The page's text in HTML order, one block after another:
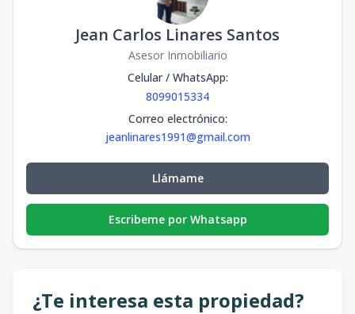
Jean Carlos Linares Santos
Asesor Inmobiliario
Celular / WhatsApp:
8099015334
Correo electrónico:
jeanlinares1991@gmail.com
Llámame
Escribeme por Whatsapp
¿Te interesa esta propiedad?